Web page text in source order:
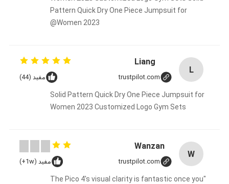
Pattern Quick Dry One Piece Jumpsuit for
Women 2023@
L
Liang
trustpilot.com مفيد (44)
Solid Pattern Quick Dry One Piece Jumpsuit for
Women 2023 Customized Logo Gym Sets
W
Wanzan
trustpilot.com مفيد (1w+)
"The Pico 4's visual clarity is fantastic once you